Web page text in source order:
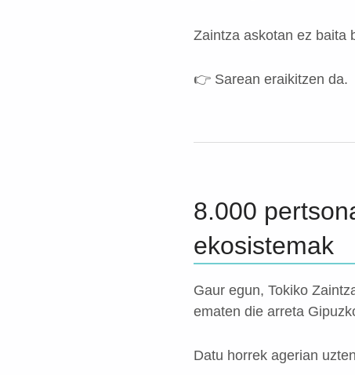
Zaintza askotan ez baita
👉 Sarean eraikitzen da.
8.000
ekosistemak
Gaur egun, Tokiko
ematen die arreta
Datu horrek agerian